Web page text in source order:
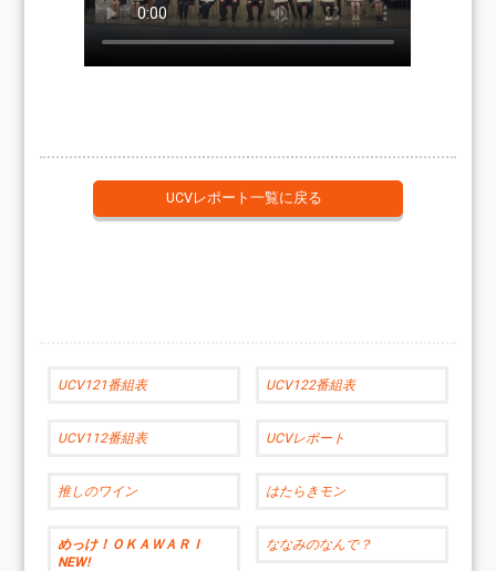
UCVレポート一覧に戻る
UCV121番組表 UCV122番組表
UCV112番組表 UCVレポート
推しのワイン はたらきモン
めっけ！ＯＫＡＷＡＲＩ
NEW!
ななみのなんで？